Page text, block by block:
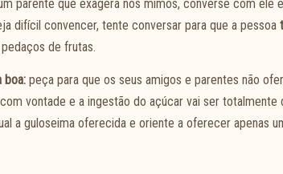
parente que exagera nos mimos, converse com ele
difícil convencer, tente conversar para que a pessoa
de frutas.
boa: peça para que os seus amigos e parentes não
vontade e a ingestão do açúcar vai ser totalmente
a guloseima oferecida e oriente a oferecer apenas